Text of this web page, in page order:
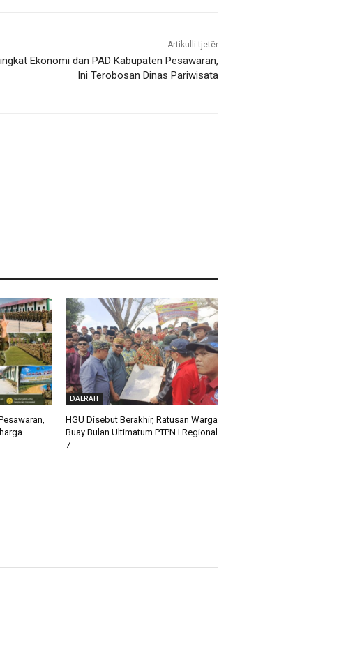
Artikulli tjetër
Ekonomi dan PAD Kabupaten Pesawaran,
Ini Terobosan Dinas Pariwisata
DAERAH
HGU Disebut Berakhir, Ratusan Warga
Buay Bulan Ultimatum PTPN I Regional
7